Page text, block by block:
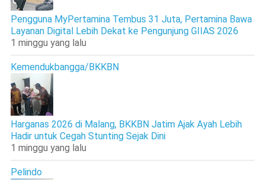
Pengguna MyPertamina Tembus 31 Juta, Pertamina Bawa
Layanan Digital Lebih Dekat ke Pengunjung GIIAS 2026
1 minggu yang lalu
Kemendukbangga/BKKBN
Harganas 2026 di Malang, BKKBN Jatim Ajak Ayah Lebih
Hadir untuk Cegah Stunting Sejak Dini
1 minggu yang lalu
Pelindo